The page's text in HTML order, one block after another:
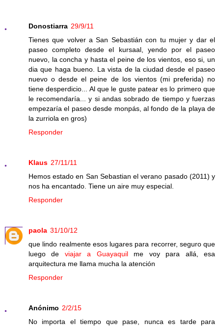
Donostiarra 29/9/11
Tienes que volver a San Sebastián con tu mujer y dar el
paseo completo desde el kursaal, yendo por el paseo
nuevo, la concha y hasta el peine de los vientos, eso si, un
dia que haga bueno. La vista de la ciudad desde el paseo
nuevo o desde el peine de los vientos (mi preferida) no
tiene desperdicio... Al que le guste patear es lo primero que
le recomendaría... y si andas sobrado de tiempo y fuerzas
empezaría el paseo desde monpás, al fondo de la playa de
la zurriola en gros)
Responder
Klaus 27/11/11
Hemos estado en San Sebastian el verano pasado (2011) y
nos ha encantado. Tiene un aire muy especial.
Responder
paola 31/10/12
que lindo realmente esos lugares para recorrer, seguro que
luego de viajar a Guayaquilme voy para allá, esa
arquitectura me llama mucha la atención
Responder
Anónimo 2/2/15
No importa el tiempo que pase, nunca es tarde para